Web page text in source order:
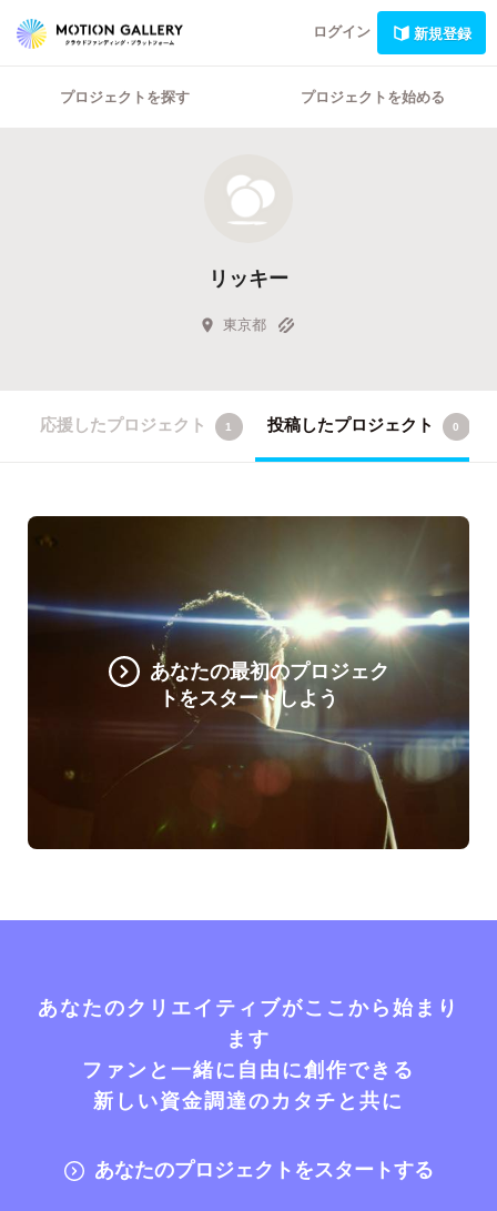
ログイン 新規登録
プロジェクトを探す プロジェクトを始める
リッキー
東京都
応援したプロジェクト 1 投稿したプロジェクト 0
あなたの最初のプロジェク
トをスタートしよう
あなたのクリエイティブがここから始まり
ます
ファンと一緒に自由に創作できる
新しい資金調達のカタチと共に
あなたのプロジェクトをスタートする